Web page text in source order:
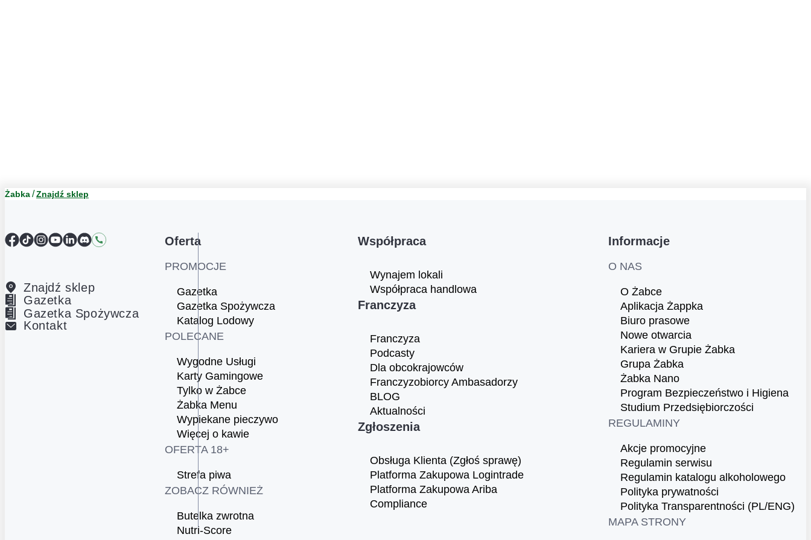
Żabka Znajdź sklep
Facebook
TikTokInstagram
YouTube
LinkedIn
DiscordKontakt
Znajdź sklep
Gazetka
Gazetka Spożywcza
Kontakt
Oferta
PROMOCJE
Gazetka
Gazetka Spożywcza
Katalog Lodowy
POLECANE
Wygodne Usługi
Karty Gamingowe
Tylko w Żabce
Żabka Menu
Wypiekane pieczywo
Więcej o kawie
OFERTA 18+
Strefa piwa
ZOBACZ RÓWNIEŻ
Butelka zwrotna
Nutri-Score
Współpraca
Wynajem lokali
Współpraca handlowa
Franczyza
Franczyza
Podcasty
Dla obcokrajowców
Franczyzobiorcy Ambasadorzy
BLOG
Aktualności
Zgłoszenia
Obsługa Klienta (Zgłoś sprawę)
Platforma Zakupowa Logintrade
Platforma Zakupowa Ariba
Compliance
Informacje
O NAS
O Żabce
Aplikacja Żappka
Biuro prasowe
Nowe otwarcia
Kariera w Grupie Żabka
Grupa Żabka
Żabka Nano
Program Bezpieczeństwo i Higiena
Studium Przedsiębiorczości
REGULAMINY
Akcje promocyjne
Regulamin serwisu
Regulamin katalogu alkoholowego
Polityka prywatności
Polityka Transparentności (PL/ENG)
MAPA STRONY